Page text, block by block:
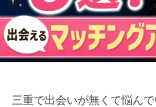
三重で出会いが無くて悩ん